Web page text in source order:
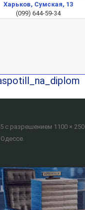
Харьков, Сумская, 13
(099) 644-59-34
с разрешением 1100 × 250